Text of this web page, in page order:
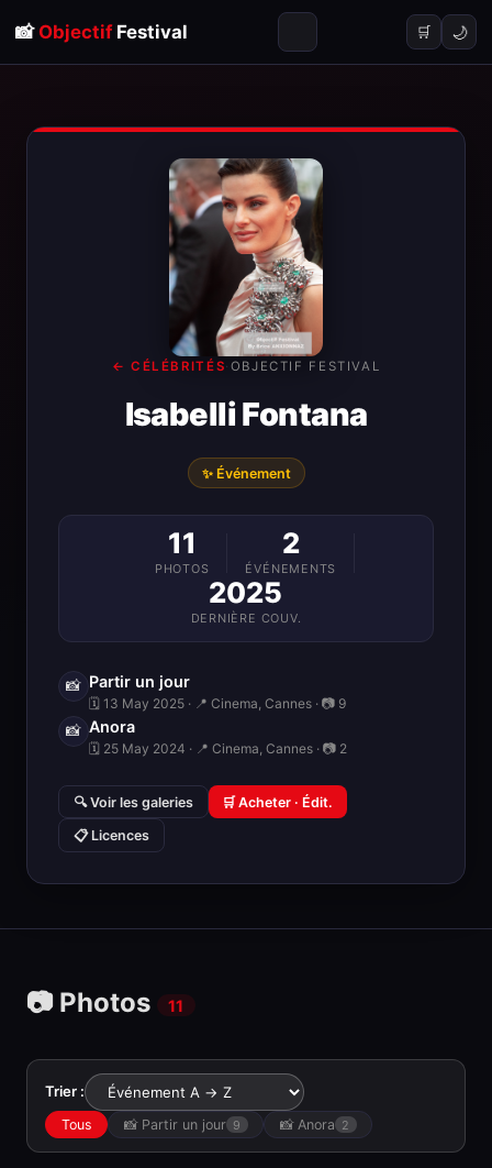
📸 ObjectifFestival 🛒 🌙
← CÉLÉBRITÉS· OBJECTIF FESTIVAL
Isabelli Fontana
✨ Événement
11
PHOTOS
2
ÉVÉNEMENTS
2025
DERNIÈRE COUV.
📸 Partir un jour
🗓 13 May 2025 · 📍 Cinema, Cannes · 📷 9
📸 Anora
🗓 25 May 2024 · 📍 Cinema, Cannes · 📷 2
🔍 Voir les galeries 🛒 Acheter · Édit.
📋 Licences
📷 Photos 11
Trier :
Tous 📸 Partir un jour 9 📸 Anora 2